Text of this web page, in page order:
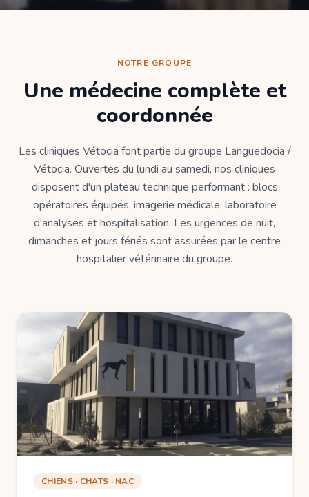
NOTRE GROUPE
Une médecine complète et
coordonnée
Les cliniques Vétocia font partie du groupe Languedocia /
Vétocia. Ouvertes du lundi au samedi, nos cliniques
disposent d'un plateau technique performant : blocs
opératoires équipés, imagerie médicale, laboratoire
d'analyses et hospitalisation. Les urgences de nuit,
dimanches et jours fériés sont assurées par le centre
hospitalier vétérinaire du groupe.
CHIENS · CHATS · NAC